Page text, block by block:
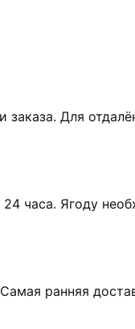
Для
часа. Ягоду
ранняя